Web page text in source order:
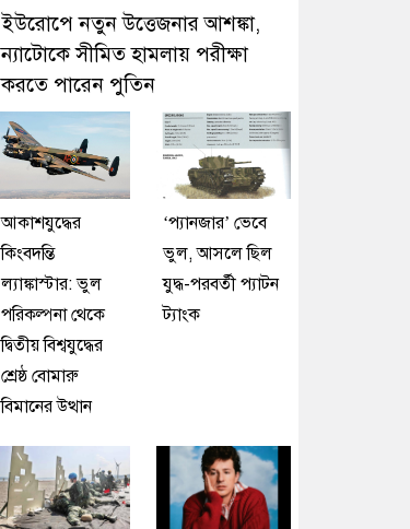
ইউরোপে নতুন উত্তেজনার আশঙ্কা,
ন্যাটোকে সীমিত হামলায় পরীক্ষা
করতে পারেন পুতিন
আকাশযুদ্ধের
কিংবদন্তি
ল্যাঙ্কাস্টার: ভুল
পরিকল্পনা থেকে
দ্বিতীয় বিশ্বযুদ্ধের
শ্রেষ্ঠ বোমারু
বিমানের উত্থান
‘প্যানজার’ ভেবে
ভুল, আসলে ছিল
যুদ্ধ-পরবর্তী প্যাটন
ট্যাংক